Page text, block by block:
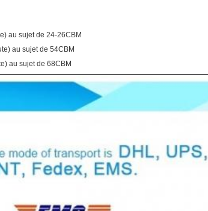
au sujet de 24-26CBM
au sujet de 54CBM
au sujet de 68CBM